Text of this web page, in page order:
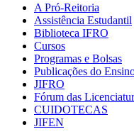
A Pró-Reitoria
Assistência Estudantil
Biblioteca IFRO
Cursos
Programas e Bolsas
Publicações do
JIFRO
Fórum das
CUIDOTECAS
JIFEN